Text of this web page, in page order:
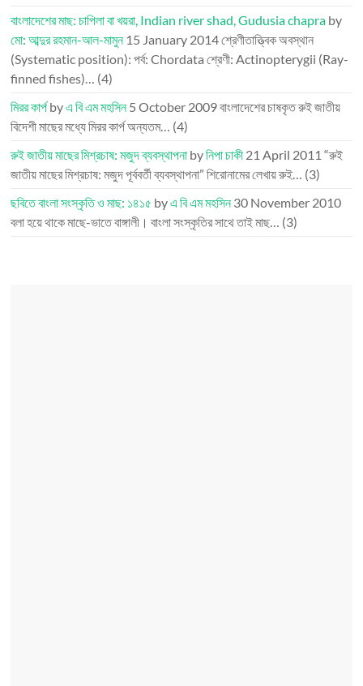
বাংলাদেশের মাছ: চাপিলা বা খয়রা, Indian river shad, Gudusia chapra by
মো: আব্দুর রহমান-আল-মামুন 15 January 2014শ্রেণীতাত্ত্বিক অবস্থান
(Systematic position): পর্ব: Chordata শ্রেণী: Actinopterygii (Ray-
finned fishes)… (4)
মিরর কার্পbyএ বি এম মহসিন5 October 2009বাংলাদেশের চাষকৃত রুই জাতীয়
বিদেশী মাছের মধ্যে মিরর কার্প অন্যতম… (4)
রুই জাতীয় মাছের মিশ্রচাষ: মজুদ ব্যবস্থাপনা byনিপা চাকী 21 April 2011 “রুই
জাতীয় মাছের মিশ্রচাষ: মজুদ পূর্ববর্তী ব্যবস্থাপনা” শিরোনামের লেখায় রুই… (3)
ছবিতে বাংলা সংস্কৃতি ও মাছ: ১৪১৫ byএ বি এম মহসিন30 November 2010
বলা হয়ে থাকে মাছে-ভাতে বাঙ্গালী। বাংলা সংস্কৃতির সাথে তাই মাছ… (3)